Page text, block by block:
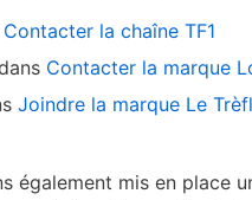
Contacter la chaîne TF1
Contacter la marque
Joindre la marque Le
également mis en place